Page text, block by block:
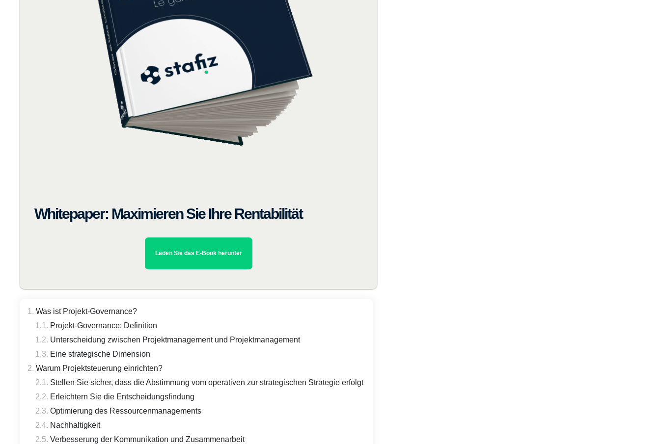
Whitepaper: Maximieren Sie Ihre Rentabilität
Laden Sie das E-Book herunter
Was ist Projekt-Governance?
Projekt-Governance: Definition
Unterscheidung zwischen Projektmanagement und Projektmanagement
Eine strategische Dimension
Warum Projektsteuerung einrichten?
Stellen Sie sicher, dass die Abstimmung vom operativen zur strategischen Strategie erfolgt
Erleichtern Sie die Entscheidungsfindung
Optimierung des Ressourcenmanagements
Nachhaltigkeit
Verbesserung der Kommunikation und Zusammenarbeit